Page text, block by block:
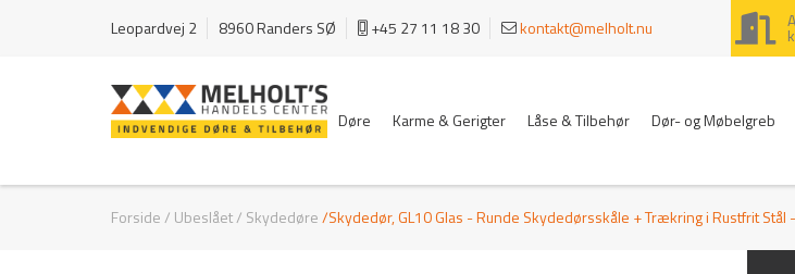
Leopardvej 2 8960 Randers SØ +45 27 11 18 30 kontakt@melholt.nu
Døre Karme & Gerigter Låse & Tilbehør Dør- og Møbelgreb
Forside/ Ubeslået / Skydedøre/Skydedør, GL10 Glas - Runde Skydedørsskåle + Trækring i Rustfrit